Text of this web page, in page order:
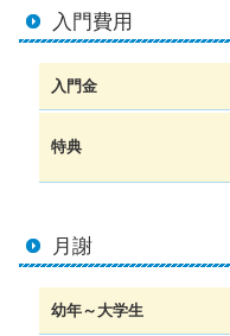
入門費用
入門金
特典
月謝
幼年～大学生